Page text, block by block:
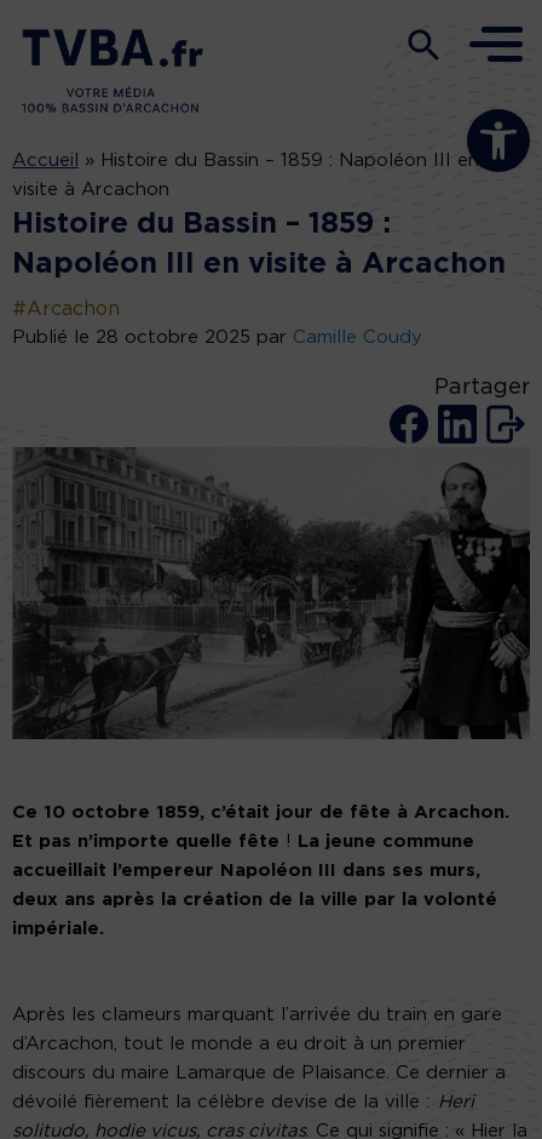
Ouvrir la
Accueil » Histoire du Bassin – 1859 : Napoléon III en
visite à Arcachon
Histoire du Bassin – 1859 :
Napoléon III en visite à Arcachon
#Arcachon
Publié le 28 octobre 2025 par Camille Coudy
Partager
Ce 10 octobre 1859, c’était jour de fête à Arcachon.
Et pas n’importe quelle fête !
La jeune commune
accueillait l’empereur Napoléon III dans ses murs,
deux ans après la création de la ville par la volonté
impériale.
Après les clameurs marquant l’arrivée du train en gare
d’Arcachon, tout le monde a eu droit à un premier
discours du maire Lamarque de Plaisance. Ce dernier a
dévoilé fièrement la célèbre devise de la ville : Heri
solitudo, hodie vicus, cras civitas. Ce qui signifie : « Hier la